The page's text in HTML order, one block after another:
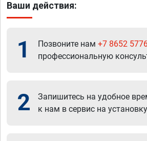
Ваши действия:
1 Позвоните нам +7 8652
профессиональную
2
Запишитесь на удобное
к нам в сервис на